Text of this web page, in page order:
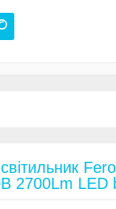
2700Lm